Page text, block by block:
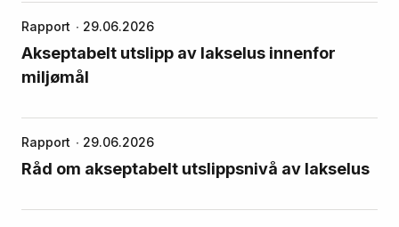
Rapport 29.06.2026
Akseptabelt utslipp av lakselus innenfor
miljømål
Rapport 29.06.2026
Råd om akseptabelt utslippsnivå av lakselus